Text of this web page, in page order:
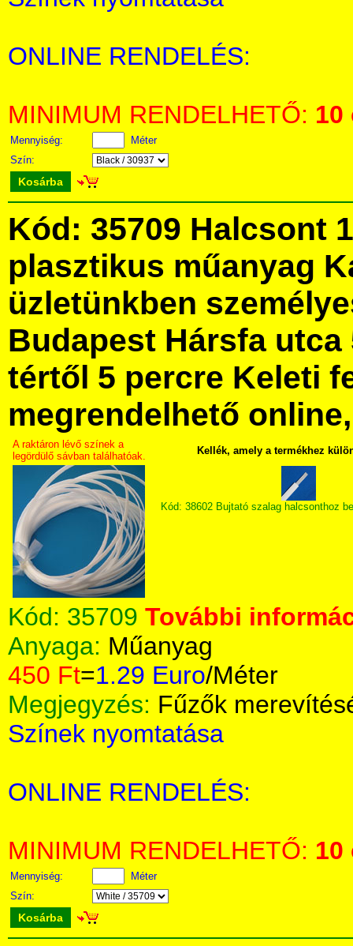
ONLINE RENDELÉS:
MINIMUM RENDELHETŐ: 10
Mennyiség:
Méter
Szín:
Kosárba
Kód: 35709 Halcsont
plasztikus műanyag
üzletünkben
Budapest Hársfa utca
tértől 5 percre Keleti
megrendelhető
A raktáron lévő színek a
legördülő sávban találhatóak.
Kellék, amely a termékhez
Kód: 38602 Bujtató szalag halcsonthoz
Kód: 35709 További
Anyaga: Műanyag
450 Ft=1.29 Euro/Méter
Megjegyzés: Fűzők
Színek nyomtatása
ONLINE RENDELÉS:
MINIMUM RENDELHETŐ: 10
Mennyiség:
Méter
Szín:
Kosárba